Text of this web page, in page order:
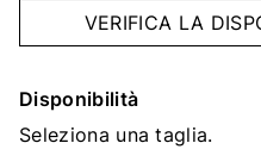
VERIFICA LA
Disponibilità
Seleziona una taglia.